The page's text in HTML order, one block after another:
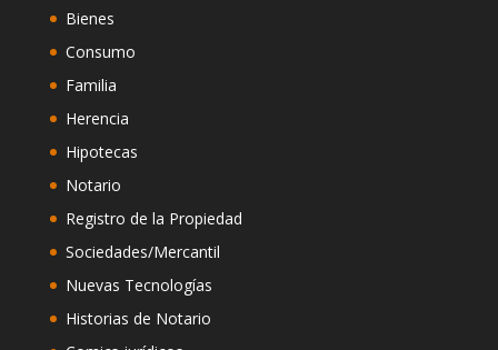
Bienes
Consumo
Familia
Herencia
Hipotecas
Notario
Registro de la Propiedad
Sociedades/Mercantil
Nuevas Tecnologías
Historias de Notario